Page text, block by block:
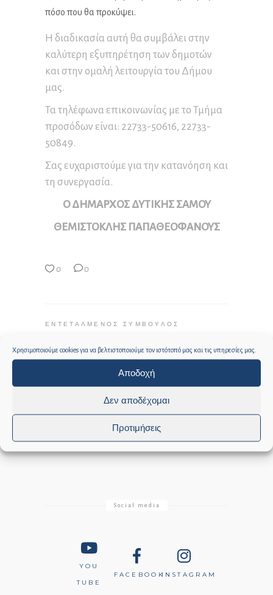
Χρησιμοποιούμε cookies για να βελτιστοποιούμε τον ιστότοπό μας και τις υπηρεσίες μας.
Αποδοχή
Δεν αποδέχομαι
Προτιμήσεις
πόσο που θα προκύψει.
Η διαδικασία αυτή θα συμβάλει στην
καλύτερη εξυπηρέτηση των δημοτών
και στην ομαλή λειτουργία του Δήμου
μας.
Τα τηλέφωνα επικοινωνίας με το Τμήμα
προσόδων είναι: 22733-50616, 22733-
50849.
Σας ευχαριστούμε για την κατανόηση και
τη συνεργασία.
Ο ΔΗΜΑΡΧΟΣ ΔΥΤΙΚΗΣ ΣΑΜΟΥ
ΘΕΜΙΣΤΟΚΛΗΣ ΠΑΠΑΘΕΟΦΑΝΟΥΣ
0 0
ΕΝΤΕΤΑΛΜΈΝΟΣ ΣΎΜΒΟΥΛΟΣ
29 Απριλίου, 2025
Social media
YOU
TUBE
FACEBOOKINSTAGRAM